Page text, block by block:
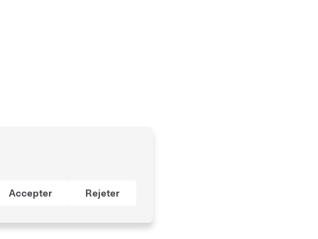
vous tenir informé(e) en
paiement enregistré dans votre
Accepter Rejeter